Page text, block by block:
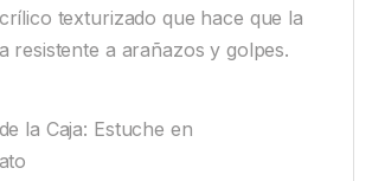
texturizado que hace que la
resistente a arañazos y golpes.
la Caja: Estuche en